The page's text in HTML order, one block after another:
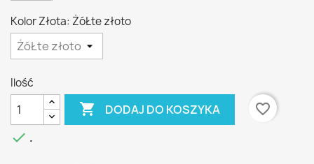
Kolor Złota: ŻóŁte złoto
Ilość
 DODAJ DO KOSZYKA
favorite_border
 .